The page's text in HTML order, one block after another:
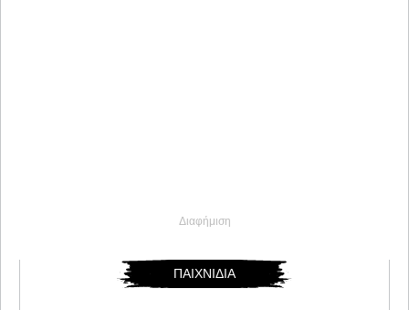
Διαφήμιση
ΠΑΙΧΝΙΔΙΑ